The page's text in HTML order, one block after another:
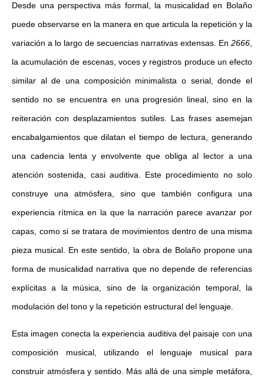
Desde una perspectiva más formal, la musicalidad en Bolaño
puede observarse en la manera en que articula la repetición y la
variación a lo largo de secuencias narrativas extensas. En 2666
la acumulación de escenas, voces y registros produce un efecto
similar al de una composición minimalista o serial, donde el
sentido no se encuentra en una progresión lineal, sino en la
reiteración con desplazamientos sutiles. Las frases asemejan
encabalgamientos que dilatan el tiempo de lectura, generando
una cadencia lenta y envolvente que obliga al lector a una
atención sostenida, casi auditiva. Este procedimiento no solo
construye una atmósfera, sino que también configura una
experiencia rítmica en la que la narración parece avanzar por
capas, como si se tratara de movimientos dentro de una misma
pieza musical. En este sentido, la obra de Bolaño propone una
forma de musicalidad narrativa que no depende de referencias
explícitas a la música, sino de la organización temporal, la
modulación del tono y la repetición estructural del lenguaje.
Esta imagen conecta la experiencia auditiva del paisaje con una
composición musical, utilizando el lenguaje musical para
construir atmósfera y sentido. Más allá de una simple metáfora,